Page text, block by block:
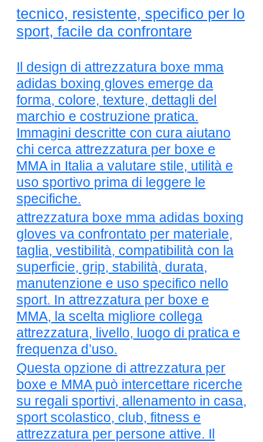
tecnico, resistente, specifico per lo
sport, facile da confrontare
Il design di attrezzatura boxe mma
adidas boxing gloves emerge da
forma, colore, texture, dettagli del
marchio e costruzione pratica.
Immagini descritte con cura aiutano
chi cerca attrezzatura per boxe e
MMA in Italia a valutare stile, utilità e
uso sportivo prima di leggere le
specifiche.
attrezzatura boxe mma adidas boxing
gloves va confrontato per materiale,
taglia, vestibilità, compatibilità con la
superficie, grip, stabilità, durata,
manutenzione e uso specifico nello
sport. In attrezzatura per boxe e
MMA, la scelta migliore collega
attrezzatura, livello, luogo di pratica e
frequenza d’uso.
Questa opzione di attrezzatura per
boxe e MMA può intercettare ricerche
su regali sportivi, allenamento in casa,
sport scolastico, club, fitness e
attrezzatura per persone attive. Il